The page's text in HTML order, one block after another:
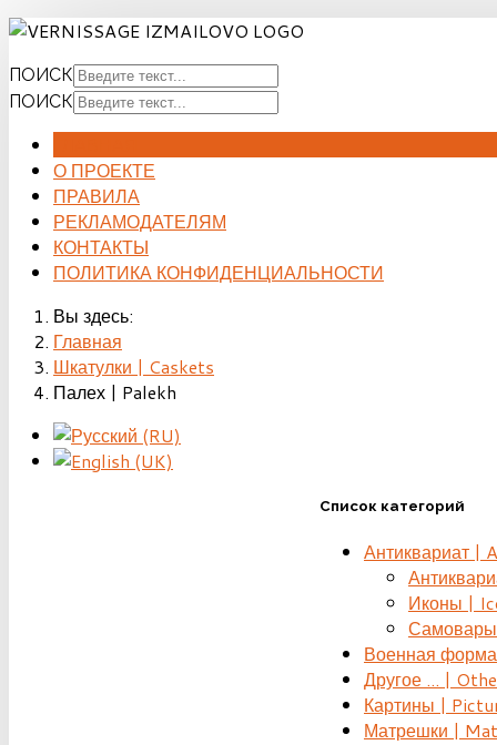
ПОИСК
ПОИСК
О ПРОЕКТЕ
ПРАВИЛА
РЕКЛАМОДАТЕЛЯМ
КОНТАКТЫ
ПОЛИТИКА КОНФИДЕНЦИАЛЬНОСТИ
Вы здесь:
Главная
Шкатулки | Caskets
Палех | Palekh
Список категорий
Антиквариат |
Иконы |
Военная
Другое ... |
Картины |
Матрешки |